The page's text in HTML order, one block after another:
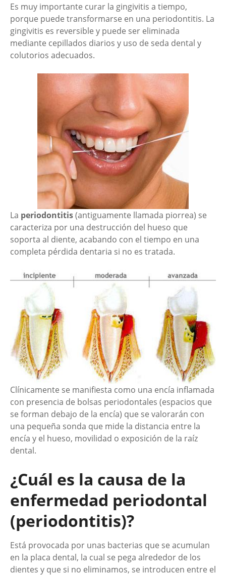
Es muy importante curar la gingivitis a tiempo,
porque puede transformarse en una periodontitis. La
gingivitis es reversible y puede ser eliminada
mediante cepillados diarios y uso de seda dental y
colutorios adecuados.
La periodontitis(antiguamente llamada piorrea) se
caracteriza por una destrucción del hueso que
soporta al diente, acabando con el tiempo en una
completa pérdida dentaria si no es tratada.
Clínicamente se manifiesta como una encía inflamada
con presencia de bolsas periodontales (espacios que
se forman debajo de la encía) que se valorarán con
una pequeña sonda que mide la distancia entre la
encía y el hueso, movilidad o exposición de la raíz
dental.
¿Cuál es la causa de la
enfermedad periodontal
(periodontitis)?
Está provocada por unas bacterias que se acumulan
en la placa dental, la cual se pega alrededor de los
dientes y que si no eliminamos, se introducen entre el